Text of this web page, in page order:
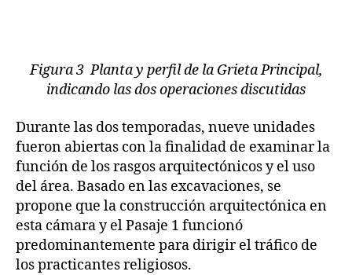
Figura 3 Planta y perfil de la Grieta Principal,
indicando las dos operaciones discutidas
Durante las dos temporadas, nueve unidades
fueron abiertas con la finalidad de examinar la
función de los rasgos arquitectónicos y el uso
del área. Basado en las excavaciones, se
propone que la construcción arquitectónica en
esta cámara y el Pasaje 1 funcionó
predominantemente para dirigir el tráfico de
los practicantes religiosos.